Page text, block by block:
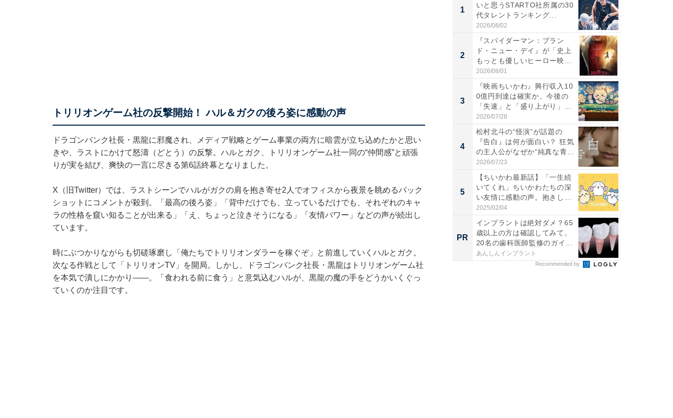
トリリオンゲーム社の反撃開始！ ハル＆ガクの後ろ姿に感動の声
ドラゴンバンク社長・黒龍に邪魔され、メディア戦略とゲーム事業の両方に暗雲が立ち込めたかと思い
きや、ラストにかけて怒濤（どとう）の反撃。ハルとガク、トリリオンゲーム社一同の“仲間感”と頑張
りが実を結び、爽快の一言に尽きる第6話終幕となりました。
X（旧Twitter）では、ラストシーンでハルがガクの肩を抱き寄せ2人でオフィスから夜景を眺めるバック
ショットにコメントが殺到。「最高の後ろ姿」「背中だけでも、立っているだけでも、それぞれのキャ
ラの性格を窺い知ることが出来る」「え、ちょっと泣きそうになる」「友情パワー」などの声が続出し
ています。
時にぶつかりながらも切磋琢磨し「俺たちでトリリオンダラーを稼ぐぞ」と前進していくハルとガク。
次なる作戦として「トリリオンTV」を開局。しかし、ドラゴンバンク社長・黒龍はトリリオンゲーム社
を本気で潰しにかかり――。「食われる前に食う」と意気込むハルが、黒龍の魔の手をどうかいくぐっ
ていくのか注目です。
1
いと思うSTARTO社所属の30
代タレントランキング...
2026/08/02
2
『スパイダーマン：ブラン
ド・ニュー・デイ』が「史上
もっとも優しいヒーロー映
画」に...
2026/08/01
3
『映画ちいかわ』興行収入10
0億円到達は確実か。今後の
「失速」と「盛り上がり」
が...
2026/07/28
4
松村北斗の“怪演”が話題の
『告白』は何が面白い？ 狂気
の主人公がなぜか“純真な青...
2026/07/23
5
【ちいかわ最新話】「一生続
いてくれ」ちいかわたちの深
い友情に感動の声。抱きしめ
合...
2025/02/04
PR
インプラントは絶対ダメ？65
歳以上の方は確認してみて。
20名の歯科医師監修のガイ...
あんしんインプラント
Recommended by